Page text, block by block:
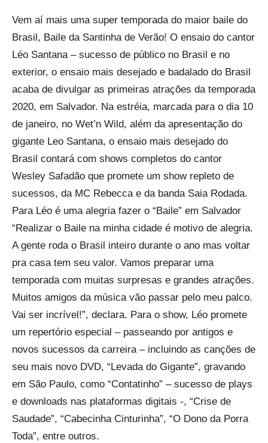
Vem aí mais uma super temporada do maior baile do
Brasil, Baile da Santinha de Verão! O ensaio do cantor
Léo Santana – sucesso de público no Brasil e no
exterior, o ensaio mais desejado e badalado do Brasil
acaba de divulgar as primeiras atrações da temporada
2020, em Salvador. Na estréia, marcada para o dia 10
de janeiro, no Wet’n Wild, além da apresentação do
gigante Leo Santana, o ensaio mais desejado do
Brasil contará com shows completos do cantor
Wesley Safadão que promete um show repleto de
sucessos, da MC Rebecca e da banda Saia Rodada.
Para Léo é uma alegria fazer o “Baile” em Salvador
“Realizar o Baile na minha cidade é motivo de alegria.
A gente roda o Brasil inteiro durante o ano mas voltar
pra casa tem seu valor. Vamos preparar uma
temporada com muitas surpresas e grandes atrações.
Muitos amigos da música vão passar pelo meu palco.
Vai ser incrível!”, declara. Para o show, Léo promete
um repertório especial – passeando por antigos e
novos sucessos da carreira – incluindo as canções de
seu mais novo DVD, “Levada do Gigante”, gravando
em São Paulo, como “Contatinho” – sucesso de plays
e downloads nas plataformas digitais -, “Crise de
Saudade”, “Cabecinha Cinturinha”, “O Dono da Porra
Toda”, entre outros.